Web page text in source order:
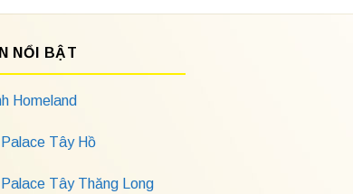
NỔI BẬT
Homeland
Tây Hồ
Tây Thăng Long